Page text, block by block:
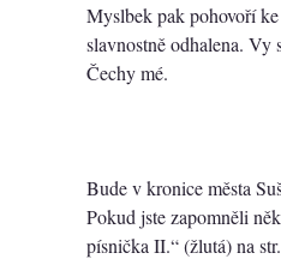
Myslbek pak pohovoří
slavnostně odhalena. Vy
Čechy mé.
Bude v kronice města
Pokud jste zapomněli
písnička II.“ (žlutá) na